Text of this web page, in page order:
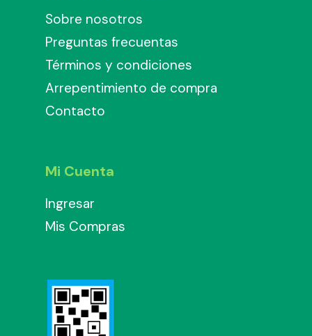
Sobre nosotros
Preguntas frecuentas
Términos y condiciones
Arrepentimiento de compra
Contacto
Mi Cuenta
Ingresar
Mis Compras